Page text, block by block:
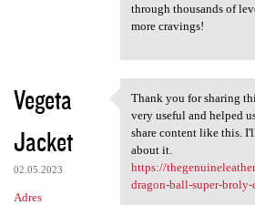
through thousands of
more cravings!
Vegeta
Jacket
02.05.2023
Adres
Thank you for
Thank you for sharing
very useful and helped
share content like this.
about it.
https://
dragon-ball-super-broly-